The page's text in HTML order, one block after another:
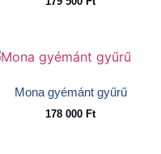
Mona gyémánt gyűrű
178 000 Ft